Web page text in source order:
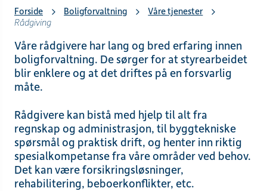
Forside Boligforvaltning
Våre tjenester
Rådgiving
Våre rådgivere har lang og bred erfaring innen
boligforvaltning. De sørger for at styrearbeidet
blir enklere og at det driftes på en forsvarlig
måte.
Rådgivere kan bistå med hjelp til alt fra
regnskap og administrasjon, til byggtekniske
spørsmål og praktisk drift, og henter inn riktig
spesialkompetanse fra våre områder ved behov.
Det kan være forsikringsløsninger,
rehabilitering, beboerkonflikter, etc.